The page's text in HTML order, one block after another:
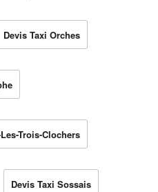
Devis Taxi Orches
Trois-Clochers
Devis Taxi Sossais